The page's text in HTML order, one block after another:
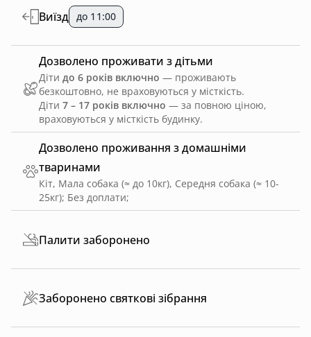
Дозволено проживання з домашніми
тваринами
Кіт, Мала собака (≈ до 10кг), Середня собака (≈ 10-
25кг); Без доплати;
Виїзд до 11:00
Дозволено проживати з дітьми
Діти до 6 років включно — проживають
безкоштовно, не враховуються у місткість.
Діти 7 – 17 років включно — за повною ціною,
враховуються у місткість будинку.
Палити заборонено
Заборонено святкові зібрання